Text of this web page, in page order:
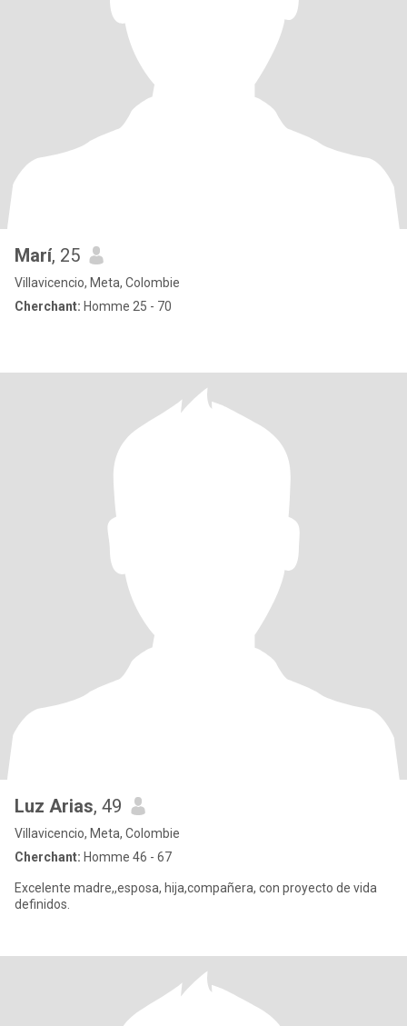
Marí, 25
Villavicencio, Meta, Colombie
Cherchant: Homme 25 - 70
Luz Arias, 49
Villavicencio, Meta, Colombie
Cherchant: Homme 46 - 67
Excelente madre,,esposa, hija,compañera, con proyecto de vida
definidos.